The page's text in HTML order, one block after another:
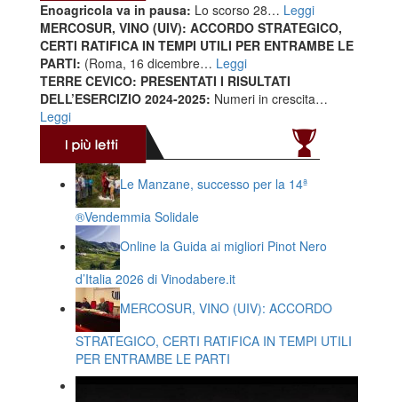
Enoagricola va in pausa: Lo scorso 28… Leggi
MERCOSUR, VINO (UIV): ACCORDO STRATEGICO,
CERTI RATIFICA IN TEMPI UTILI PER ENTRAMBE LE
PARTI: (Roma, 16 dicembre… Leggi
TERRE CEVICO: PRESENTATI I RISULTATI
DELL’ESERCIZIO 2024-2025: Numeri in crescita…
Leggi
Le Manzane, successo per la 14ª
®️Vendemmia Solidale
Online la Guida ai migliori Pinot Nero
d’Italia 2026 di Vinodabere.it
MERCOSUR, VINO (UIV): ACCORDO
STRATEGICO, CERTI RATIFICA IN TEMPI UTILI
PER ENTRAMBE LE PARTI